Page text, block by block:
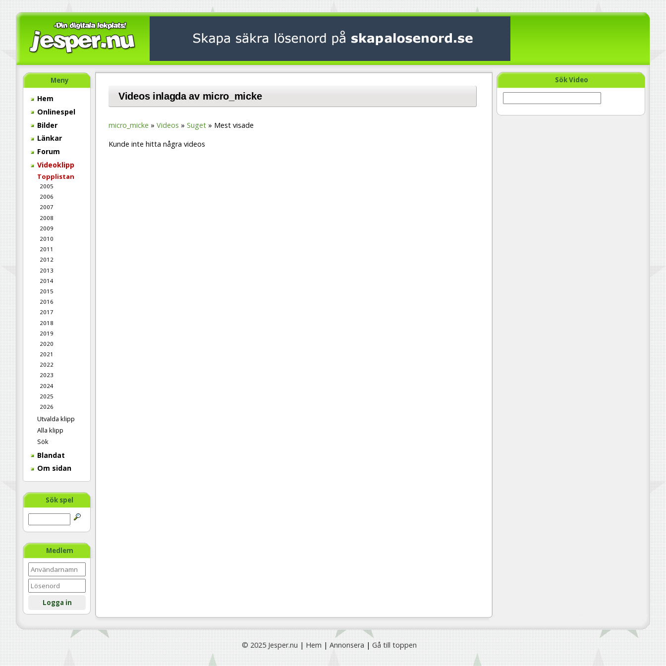
Meny
Hem
Onlinespel
Bilder
Länkar
Forum
Videoklipp
Topplistan
2005
2006
2007
2008
2009
2010
2011
2012
2013
2014
2015
2016
2017
2018
2019
2020
2021
2022
2023
2024
2025
2026
Utvalda klipp
Alla klipp
Sök
Blandat
Om sidan
Sök spel
Medlem
Logga in
Sök Video
Videos inlagda av micro_micke
micro_micke Videos Suget Mest visade
Kunde inte hitta några videos
© 2025 Jesper.nu|Hem|Annonsera|Gå till toppen